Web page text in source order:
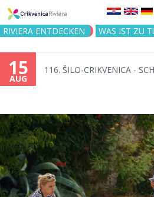
Jump to
RIVIERA ENTDECKEN WAS IST ZU
15
AUG
116. ŠILO-CRIKVENICA -